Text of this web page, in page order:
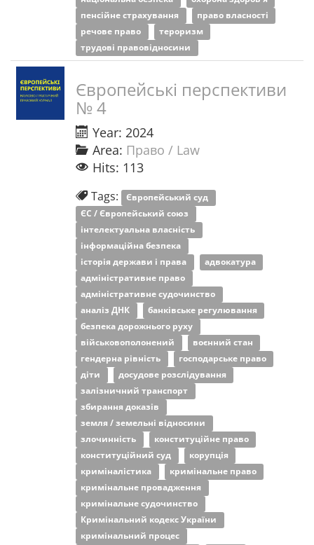
пенсійне страхування
право власності
речове право
тероризм
трудові правовідносини
Європейські перспективи
№ 4
Year: 2024
Area: Право / Law
Hits: 113
Tags: Європейський суд
ЄС / Європейський союз
інтелектуальна власність
інформаційна безпека
історія держави і права
адвокатура
адміністративне право
адміністративне судочинство
аналіз ДНК
банківське регулювання
безпека дорожнього руху
військовополонений
воєнний стан
гендерна рівність
господарське право
діти
досудове розслідування
залізничний транспорт
збирання доказів
земля / земельні відносини
злочинність
конституційне право
конституційний суд
корупція
криміналістика
кримінальне право
кримінальне провадження
кримінальне судочинство
Кримінальний кодекс України
кримінальний процес